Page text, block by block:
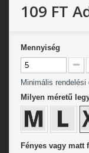
109 FT
Mennyiség
Minimális rendelési
Milyen méretű
Fényes vagy matt